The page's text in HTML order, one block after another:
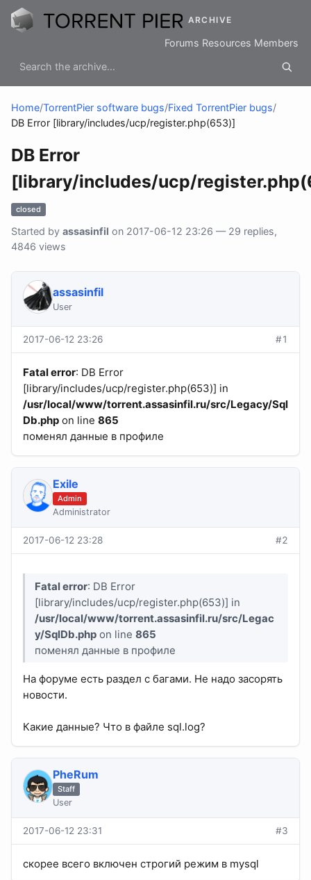
ARCHIVE
Forums Resources Members
Home/TorrentPier software bugs/Fixed TorrentPier bugs/
DB Error [library/includes/ucp/register.php(653)]
DB Error
[library/includes/ucp/
closed
Started by assasinfil on 2017-06-12 23:26 — 29 replies,
4846 views
assasinfil
User
2017-06-12 23:26 #1
Fatal error: DB Error
[library/includes/ucp/register.php(653)] in
/usr/local/www/torrent.assasinfil.ru/src/Legacy/Sql
Db.php on line 865
поменял данные в профиле
Exile
Admin
Administrator
2017-06-12 23:28 #2
Fatal error: DB Error
[library/includes/ucp/register.php(653)] in
/usr/local/www/torrent.assasinfil.ru/src/Legac
y/SqlDb.php on line865
поменял данные в профиле
На форуме есть раздел с багами. Не надо засорять
новости.
Какие данные? Что в файле sql.log?
PheRum
Staff
User
2017-06-12 23:31 #3
скорее всего включен строгий режим в mysql